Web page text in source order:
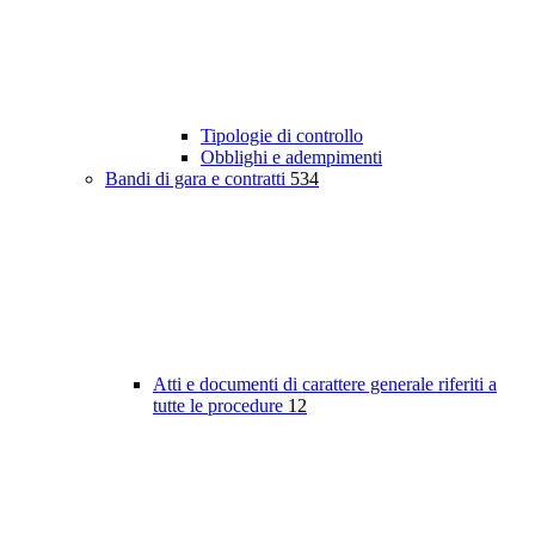
Tipologie di controllo
Obblighi e adempimenti
Bandi di gara e contratti 534
Atti e documenti di carattere generale riferiti a
tutte le procedure 12